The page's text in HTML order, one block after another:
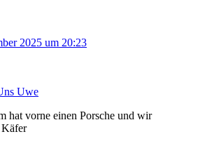
2025 um 20:23
Uwe
hat vorne einen Porsche und wir